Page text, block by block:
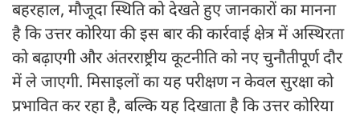
बहरहाल, मौजूदा स्थिति को देखते हुए जानकारों का मानना
है कि उत्तर कोरिया की इस बार की कार्रवाई क्षेत्र में अस्थिरता
को बढ़ाएगी और अंतरराष्ट्रीय कूटनीति को नए चुनौतीपूर्ण दौर
में ले जाएगी. मिसाइलों का यह परीक्षण न केवल सुरक्षा को
प्रभावित कर रहा है, बल्कि यह दिखाता है कि उत्तर कोरिया